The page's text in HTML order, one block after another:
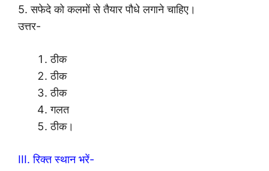
5. सफेदे को कलमों से तैयार पौधे लगाने चाहिए।
उत्तर-
ठीक
ठीक
ठीक
गलत
ठीक।
III. रिक्त स्थान भरें-